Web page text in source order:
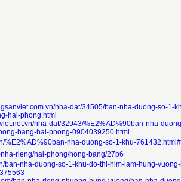
nha-dat/34505/ban-nha-duong-so-1-
hai-phong.html
nha-dat/32943/%E2%AD%90ban-nha-
bang-hai-phong-0904039250.html
%E2%AD%90ban-nha-duong-so-1-khu-
rieng/hai-phong/hong-bang/27b6
ban-nha-duong-so-1-khu-do-thi-him-lam-hung-